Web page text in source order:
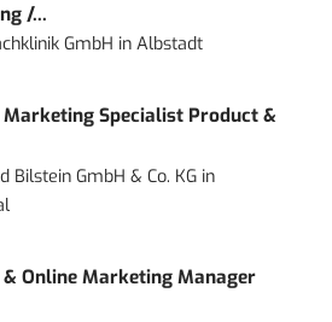
/...
GmbH inAlbstadt
Marketing Specialist Product &
Bilstein GmbH & Co. KG in
& Online Marketing Manager